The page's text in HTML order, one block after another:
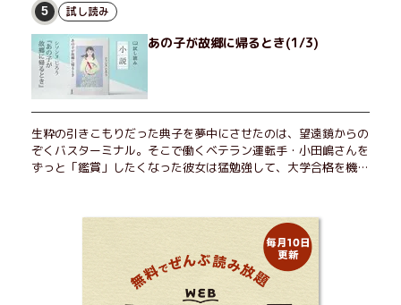
せる男が現れた。茶の湯の粋人、70歳の万江島だ。だが彼に
は、ある秘密があった……。自分の心と身体を偽らない女たちの
姿と、その連帯を描く。赤裸々にして切実な、セクシュアリティ
をめぐる物語。
5 試し読み
あの子が故郷に帰るとき(1/3)
生粋の引きこもりだった典子を夢中にさせたのは、望遠鏡からの
ぞくバスターミナル。そこで働くベテラン運転手・小田嶋さんを
ずっと「鑑賞」したくなった彼女は猛勉強して、大学合格を機に
る！ 地元が恋しくなったとき、どこか遠くへ逃げたいときは読
んで下さい。孤独を愛する人のお守りになる、くすっと、うるっ